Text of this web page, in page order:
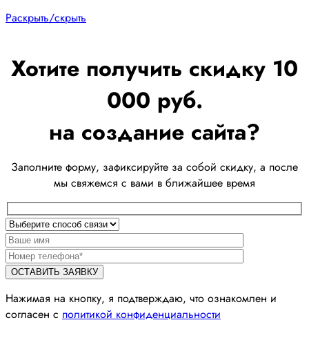
Раскрыть/скрыть
Хотите получить скидку 10
000 руб.
на создание сайта?
Заполните форму, зафиксируйте за собой скидку, а после
мы свяжемся с вами в ближайшее время
Нажимая на кнопку, я подтверждаю, что ознакомлен и
согласен с политикой конфиденциальности